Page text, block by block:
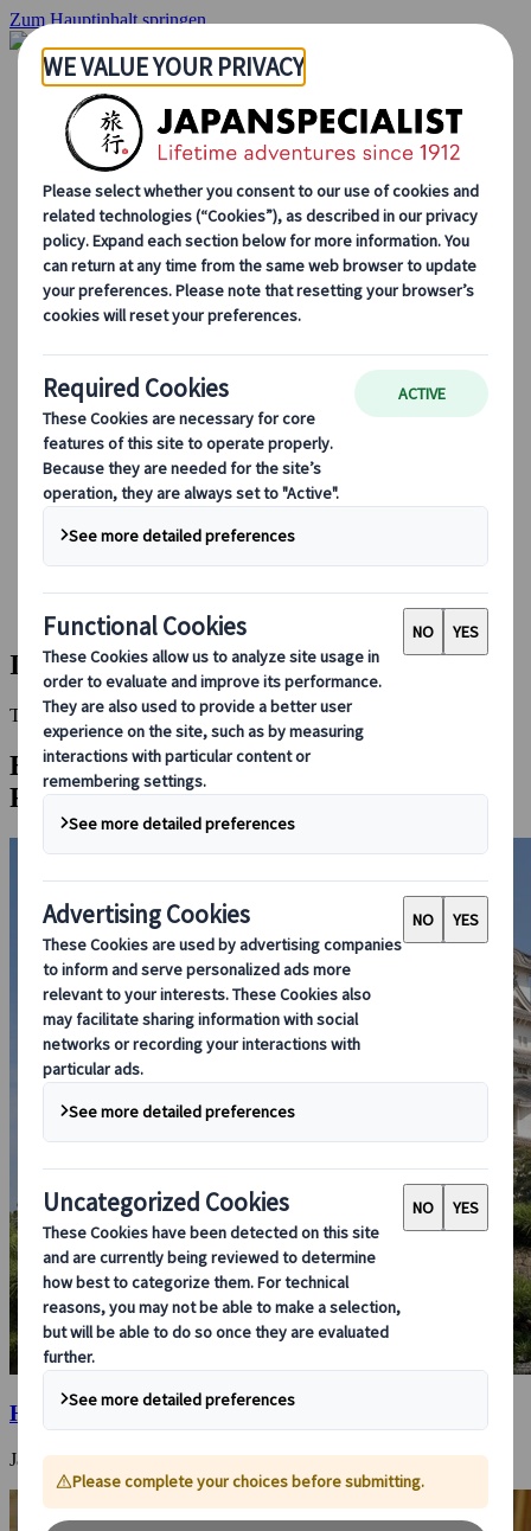
Zum Hauptinhalt springen
Startseite
Rundreisen
Individuelle Reisen
Gruppenreisen
Selbstfahrerreisen
Ausflüge
Maßgeschneiderte Gruppenreisen
Japan Rail Pass
Wie wir arbeiten
Über uns
Treffen Sie unser Team
Werden Sie Teil unseres Teams
Saisonale Reisetipps
Highlights des Reiseziels
Kulturelle Einblicke
Kulinarische Erlebnisse
Entdecke Japan mit dem Zug
Häufig gestellte Fragen
Wichtige Informationen
Etikette in Japan
Autofahren in Japan
Bei uns buchen
Japan Rail Pass
Unterkunft
Online-Beratung
Ise-Shima
This Destination is disabled to display.
Entdecken Sie andere Reiseziele in dieser
Region
Himeji
Japans schönste originale Samurai-Burg mit reicher Geschichte